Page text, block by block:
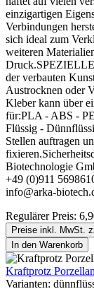
einzigartigen
Verbindungen
sich ideal zum
weiteren
der verbauten
Austrocknen oder
Kleber kann über
für:PLA - ABS -
Flüssig -
Stellen auftragen
Biotechnologie
+49 (0)911
info@arka-
Regulärer Preis:
Preise inkl. MwSt.
In den Warenkorb
Kraftprotz
Varianten: